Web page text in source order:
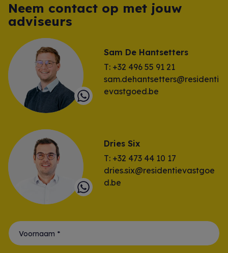
Neem contact op met jouw
adviseurs
Sam De Hantsetters
T: +32 496 55 91 21
sam.dehantsetters@residenti
evastgoed.be
Dries Six
T: +32 473 44 10 17
dries.six@residentievastgoe
d.be